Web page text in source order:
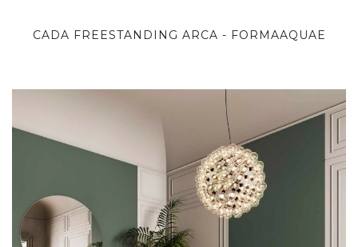
CADA FREESTANDING ARCA - FORMAAQUAE